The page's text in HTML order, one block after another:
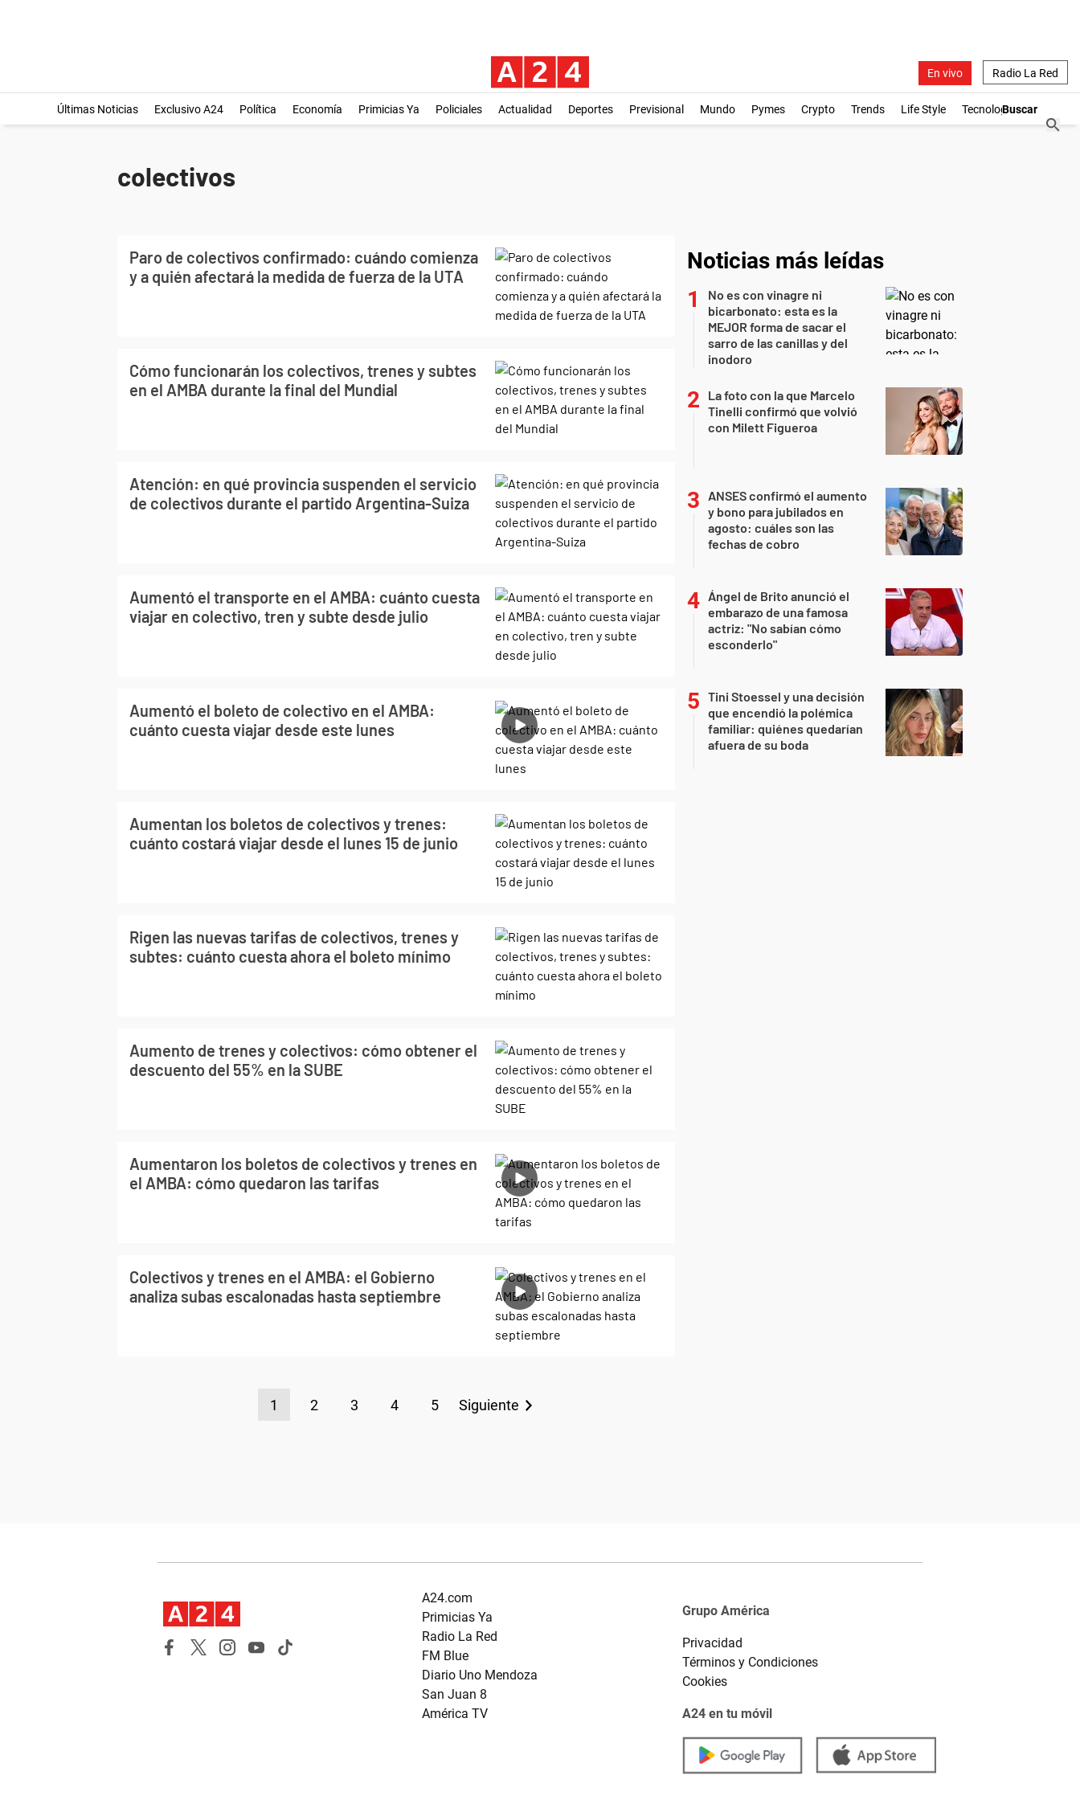
En vivo Radio La Red
Últimas Noticias Exclusivo A24 Política Economía Primicias Ya Policiales Actualidad Deportes Previsional Mundo Pymes Crypto Trends Life Style Tecnología
colectivos
Paro de colectivos confirmado: cuándo comienza
y a quién afectará la medida de fuerza de la UTA
Cómo funcionarán los colectivos, trenes y subtes
en el AMBA durante la final del Mundial
Atención: en qué provincia suspenden el servicio
de colectivos durante el partido Argentina-Suiza
Aumentó el transporte en el AMBA: cuánto cuesta
viajar en colectivo, tren y subte desde julio
Aumentó el boleto de colectivo en el AMBA:
cuánto cuesta viajar desde este lunes
Aumentan los boletos de colectivos y trenes:
cuánto costará viajar desde el lunes 15 de junio
Rigen las nuevas tarifas de colectivos, trenes y
subtes: cuánto cuesta ahora el boleto mínimo
Aumento de trenes y colectivos: cómo obtener el
descuento del 55% en la SUBE
Aumentaron los boletos de colectivos y trenes en
el AMBA: cómo quedaron las tarifas
Colectivos y trenes en el AMBA: el Gobierno
analiza subas escalonadas hasta septiembre
1 2 3 4 5 Siguiente
Noticias más leídas
No es con vinagre ni
bicarbonato: esta es la
MEJOR forma de sacar el
sarro de las canillas y del
inodoro
La foto con la que Marcelo
Tinelli confirmó que volvió
con Milett Figueroa
ANSES confirmó el aumento
y bono para jubilados en
agosto: cuáles son las
fechas de cobro
Ángel de Brito anunció el
embarazo de una famosa
actriz: "No sabían cómo
esconderlo"
Tini Stoessel y una decisión
que encendió la polémica
familiar: quiénes quedarían
afuera de su boda
A24.com
Primicias Ya
Radio La Red
FM Blue
Diario Uno Mendoza
San Juan 8
América TV
Grupo América
Privacidad
Términos y Condiciones
Cookies
A24 en tu móvil